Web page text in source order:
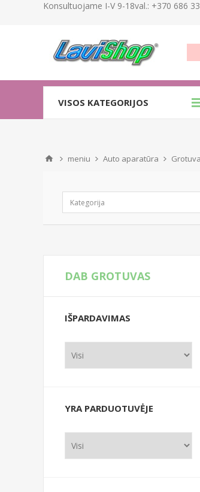
Konsultuojame I-V 9-18val.: +370 686
VISOS KATEGORIJOS
meniu Auto aparatūra
Kategorija
DAB GROTUVAS
IŠPARDAVIMAS
YRA PARDUOTUVĖJE